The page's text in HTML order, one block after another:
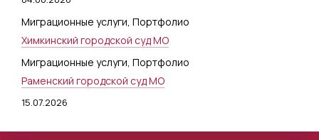
Миграционные услуги, Портфолио
Химкинский городской суд МО
Миграционные услуги, Портфолио
Раменский городской суд МО
15.07.2026